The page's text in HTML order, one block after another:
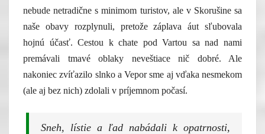
nebude netradične s minimom turistov, ale v Skorušine sa
naše obavy rozplynuli, pretože záplava áut sľubovala
hojnú účasť. Cestou k chate pod Vartou sa nad nami
premávali tmavé oblaky neveštiace nič dobré. Ale
nakoniec zvíťazilo slnko a Vepor sme aj vďaka nesmekom
(ale aj bez nich) zdolali v príjemnom počasí.
Sneh, lístie a ľad nabádali k opatrnosti,